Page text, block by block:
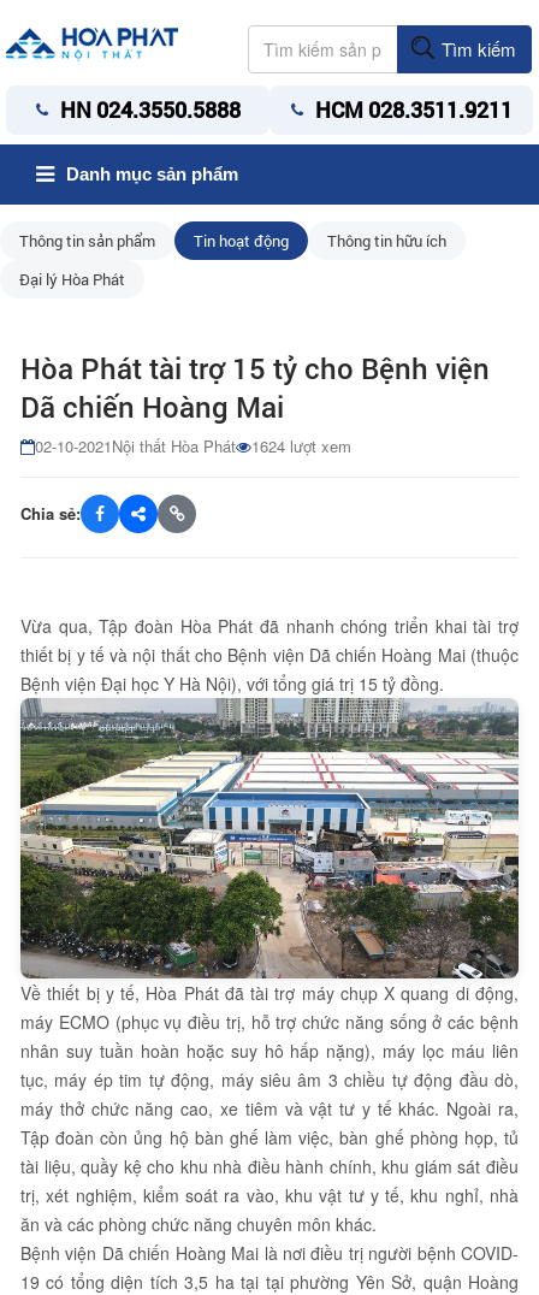
Tìm kiếm
HN 024.3550.5888 HCM 028.3511.9211
Danh mục sản phẩm
Thông tin sản phẩm Tin hoạt động
Thông tin hữu ích
Đại lý Hòa Phát
Hòa Phát tài trợ 15 tỷ cho Bệnh viện
Dã chiến Hoàng Mai
02-10-2021Nội thất Hòa Phát 1624 lượt xem
Chia sẻ:
Vừa qua, Tập đoàn Hòa Phát đã nhanh chóng triển khai tài trợ
thiết bị y tế và nội thất cho Bệnh viện Dã chiến Hoàng Mai (thuộc
Bệnh viện Đại học Y Hà Nội), với tổng giá trị 15 tỷ đồng.
Về thiết bị y tế, Hòa Phát đã tài trợ máy chụp X quang di động,
máy ECMO (phục vụ điều trị, hỗ trợ chức năng sống ở các bệnh
nhân suy tuần hoàn hoặc suy hô hấp nặng), máy lọc máu liên
tục, máy ép tim tự động, máy siêu âm 3 chiều tự động đầu dò,
máy thở chức năng cao, xe tiêm và vật tư y tế khác. Ngoài ra,
Tập đoàn còn ủng hộ bàn ghế làm việc, bàn ghế phòng họp, tủ
tài liệu, quầy kệ cho khu nhà điều hành chính, khu giám sát điều
trị, xét nghiệm, kiểm soát ra vào, khu vật tư y tế, khu nghỉ, nhà
ăn và các phòng chức năng chuyên môn khác.
Bệnh viện Dã chiến Hoàng Mai là nơi điều trị người bệnh COVID-
19 có tổng diện tích 3,5 ha tại tại phường Yên Sở, quận Hoàng